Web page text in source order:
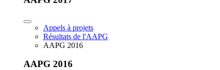
Appels à projets
Résultats de l'AAPG
AAPG 2016
AAPG 2016